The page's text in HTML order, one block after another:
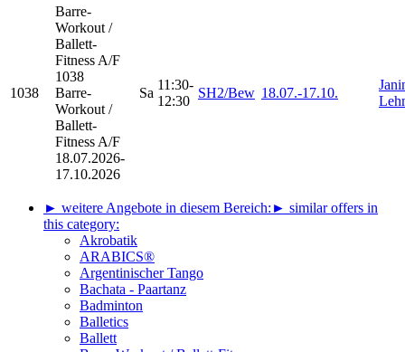
1038
Barre-
Workout /
Ballett-
Fitness A/F
1038
Barre-
Workout /
Ballett-
Fitness A/F
18.07.2026-
17.10.2026
Sa
11:30-
12:30
SH2/Bew 18.07.-17.10.
► weitere Angebote in diesem Bereich: ► similar offers in
this category:
Akrobatik
ARABICS®
Argentinischer Tango
Bachata - Paartanz
Badminton
Balletics
Ballett